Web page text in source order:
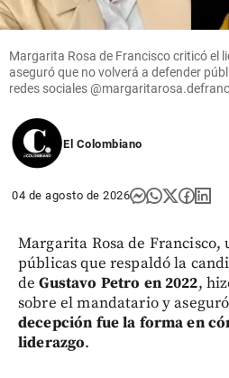
Margarita Rosa de Francisco criticó el
aseguró que no volverá a defender
redes sociales
El Colombiano
04 de agosto de 2026
Margarita Rosa de Francisco,
públicas que respaldó la
deGustavo Petro en 2022,
sobre el mandatario y
decepción fue la forma en
liderazgo.